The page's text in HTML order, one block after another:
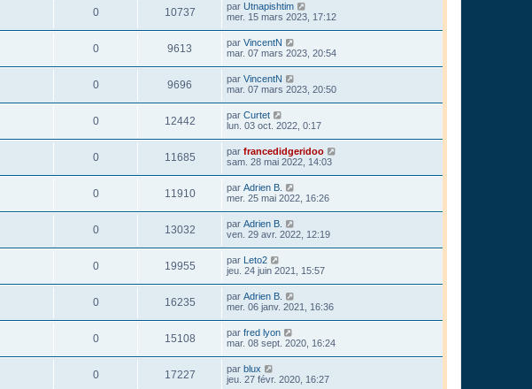
0 10737 par Utnapishtim
mer. 15 mars 2023, 17:12
0 9613 par VincentN
mar. 07 mars 2023, 20:54
0 9696 par VincentN
mar. 07 mars 2023, 20:50
0 12442 par Curtet
lun. 03 oct. 2022, 0:17
0 11685 par francedidgeridoo
sam. 28 mai 2022, 14:03
0 11910 par Adrien B.
mer. 25 mai 2022, 16:26
0 13032 par Adrien B.
ven. 29 avr. 2022, 12:19
0 19955 par
Leto2
jeu. 24 juin 2021, 15:57
0 16235 par Adrien B.
mer. 06 janv. 2021, 16:36
0 15108 par fred lyon
mar. 08 sept. 2020, 16:24
0 17227 par blux
jeu. 27 févr. 2020, 16:27